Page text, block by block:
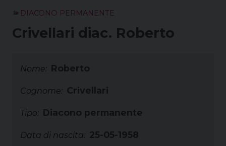
DIACONO PERMANENTE
Crivellari diac. Roberto
Nome: Roberto
Cognome: Crivellari
Tipo: Diacono permanente
Data di nascita: 25-05-1958